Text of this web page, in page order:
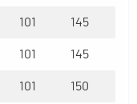
101 145
101 145
101 150